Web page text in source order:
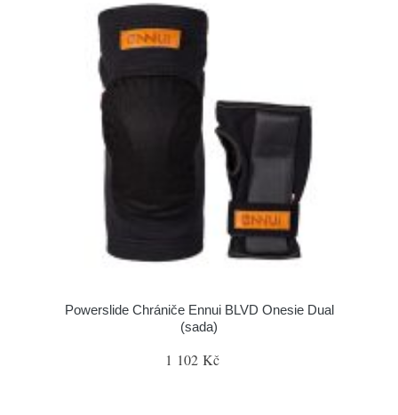
Powerslide Chrániče Ennui BLVD Onesie Dual
(sada)
1 102 Kč